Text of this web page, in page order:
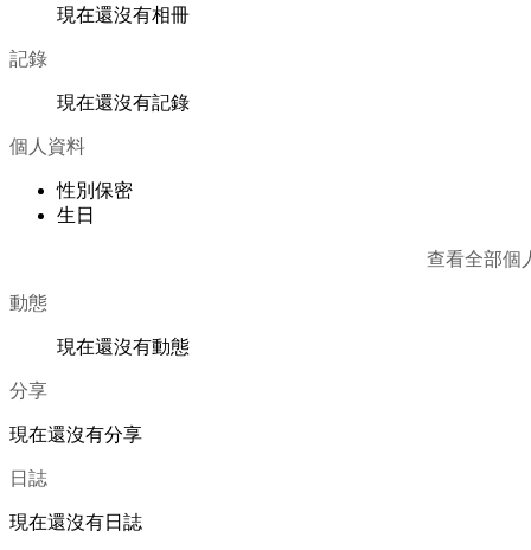
現在還沒有相冊
記錄
現在還沒有記錄
個人資料
性別 保密
生日
查看全部個
動態
現在還沒有動態
分享
現在還沒有分享
日誌
現在還沒有日誌